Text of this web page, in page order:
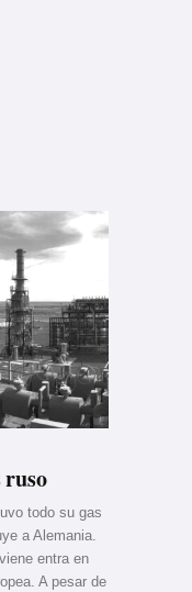
ruso
todo su gas
a Alemania.
entra en
A pesar de